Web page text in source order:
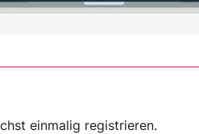
einmalig registrieren.